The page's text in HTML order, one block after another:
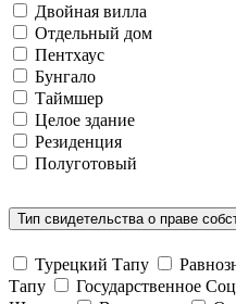
Двойная вилла
Отдельный дом
Пентхаус
Бунгало
Таймшер
Целое здание
Резиденция
Полуготовый
Тип свидетельства о праве
Турецкий Тапу
Тапу
Государственное